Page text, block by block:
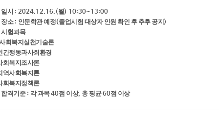
일시 : 2024.12.16.(월) 10:30~13:00
장소 : 인문학관 예정(졸업시험 대상자 인원 확인 후 추후 공지 )
시험과목
회복지실천기술론
간행동과사회환경
회복지조사론
역사회복지론
회복지정책론
합격기준 : 각 과목40점 이상, 총 평균60점 이상